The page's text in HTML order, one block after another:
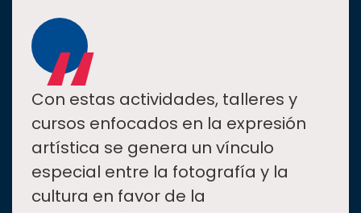
“
Con estas actividades, talleres y
cursos enfocados en la expresión
artística se genera un vínculo
especial entre la fotografía y la
cultura en favor de la